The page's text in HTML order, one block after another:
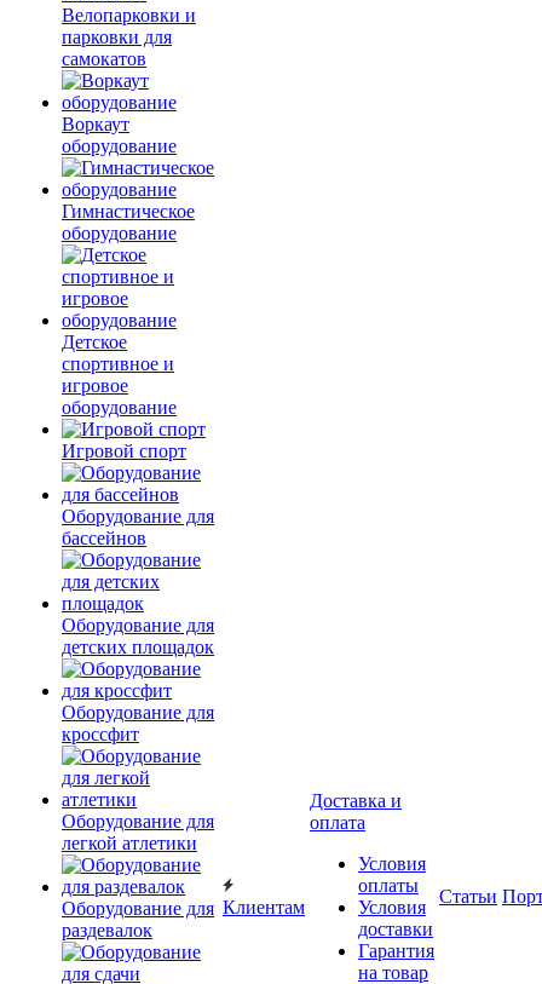
Велопарковки и
парковки для
самокатов
Воркаут
оборудование
Гимнастическое
оборудование
Детское
спортивное и
игровое
оборудование
Игровой спорт
Оборудование для
бассейнов
Оборудование для
детских площадок
Оборудование для
кроссфит
Оборудование для
легкой атлетики
Оборудование для
раздевалок
Клиентам
Доставка и
оплата
Условия
оплаты
Условия
доставки
Гарантия
на товар
Статьи